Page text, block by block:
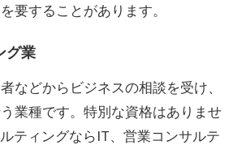
要することがあります。
グ業
などからビジネスの相談を受け、
業種です。特別な資格はありませ
ティングならIT、営業コンサルテ